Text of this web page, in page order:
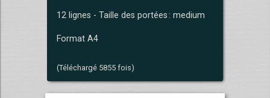
12 lignes - Taille des portées : medium
Format A4
(Téléchargé 5855 fois)